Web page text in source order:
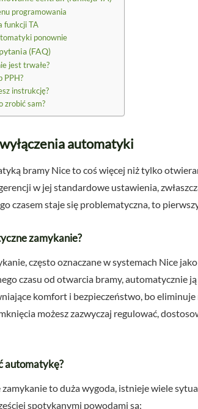
programowania
funkcji TA
ponownie
(FAQ)
jest trwałe?
PPH?
instrukcję?
zrobić sam?
automatyki
bramy Nice to coś więcej niż tylko
w jej standardowe ustawienia,
czasem staje się problematyczna, to
zamykanie?
często oznaczane w systemach Nice
czasu od otwarcia bramy, automatycznie
komfort i bezpieczeństwo, bo
możesz zazwyczaj regulować,
automatykę?
to duża wygoda, istnieje wiele
spotykanymi powodami są: